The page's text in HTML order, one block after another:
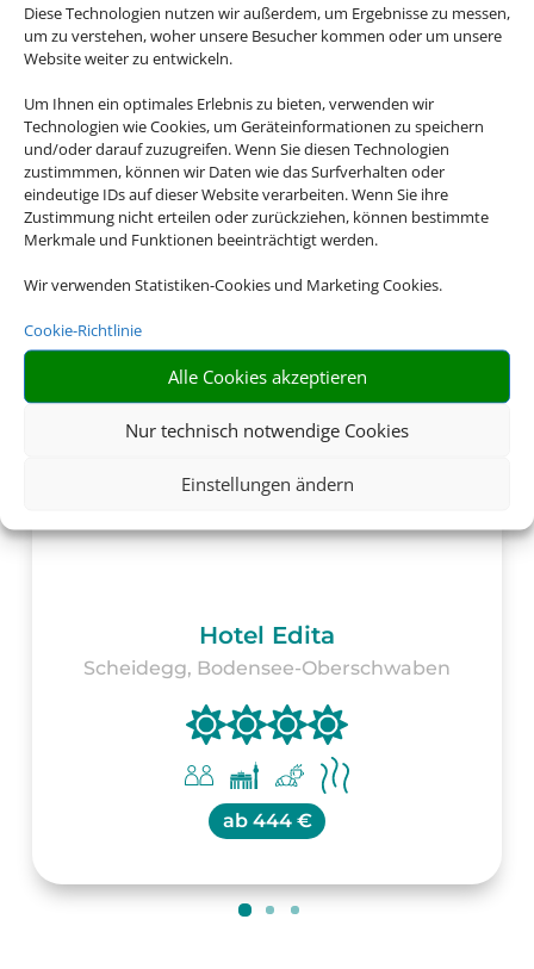
Diese Technologien nutzen wir außerdem, um Ergebnisse zu messen,
um zu verstehen, woher unsere Besucher kommen oder um unsere
Website weiter zu entwickeln.
Um Ihnen ein optimales Erlebnis zu bieten, verwenden wir
Technologien wie Cookies, um Geräteinformationen zu speichern
und/oder darauf zuzugreifen. Wenn Sie diesen Technologien
zustimmmen, können wir Daten wie das Surfverhalten oder
eindeutige IDs auf dieser Website verarbeiten. Wenn Sie ihre
Zustimmung nicht erteilen oder zurückziehen, können bestimmte
Merkmale und Funktionen beeinträchtigt werden.
Wir verwenden Statistiken-Cookies und Marketing Cookies.
Cookie-Richtlinie
Alle Cookies akzeptieren
Nur technisch notwendige Cookies
Einstellungen ändern
schönsten Regionen
Deutschlands
Hotel Edita
Scheidegg, Bodensee-Oberschwaben
ab 444 €